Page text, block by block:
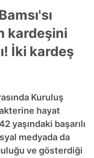
kardeşini
İki kardeş
Kuruluş
hayat
yaşındaki başarılı
medyada da
ve gösterdiği